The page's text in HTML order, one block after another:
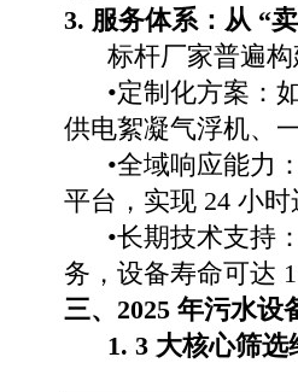
3. 服务体系：从 “
标杆厂家普遍
•定制化方案：
供电絮凝气浮机、
•全域响应能力
平台，实现 24 小
•长期技术支持
务，设备寿命可达
三、2025 年污水设
1. 3 大核心筛选